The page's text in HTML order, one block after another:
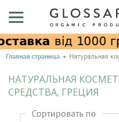
Главная страница Натуральная
НАТУРАЛЬНАЯ
СРЕДСТВА, ГРЕЦИЯ
Сортировать по